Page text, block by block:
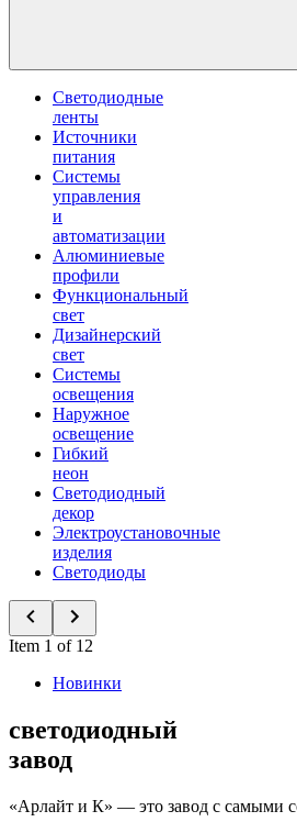
Светодиодные
ленты
Источники
питания
Системы
управления
и
автоматизации
Алюминиевые
профили
Функциональный
свет
Дизайнерский
свет
Системы
освещения
Наружное
освещение
Гибкий
неон
Светодиодный
декор
Электроустановочные
изделия
Светодиоды
Item 1 of 12
Новинки
светодиодный
завод
«Арлайт и К» — это завод с самыми